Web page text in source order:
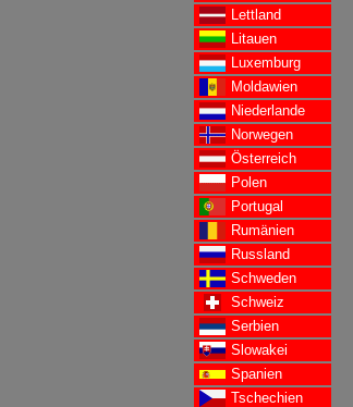
Lettland
Litauen
Luxemburg
Moldawien
Niederlande
Norwegen
Österreich
Polen
Portugal
Rumänien
Russland
Schweden
Schweiz
Serbien
Slowakei
Spanien
Tschechien